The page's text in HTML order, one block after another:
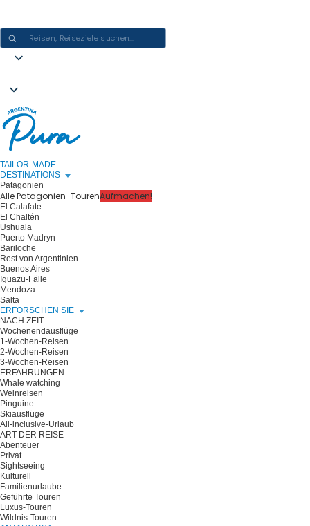
TAILOR-MADE
DESTINATIONS
Patagonien
Alle Patagonien-TourenAufmachen!
El Calafate
El Chaltén
Ushuaia
Puerto Madryn
Bariloche
Rest von Argentinien
Buenos Aires
Iguazu-Fälle
Mendoza
Salta
ERFORSCHEN SIE
NACH ZEIT
Wochenendausflüge
1-Wochen-Reisen
2-Wochen-Reisen
3-Wochen-Reisen
ERFAHRUNGEN
Whale watching
Weinreisen
Pinguine
Skiausflüge
All-inclusive-Urlaub
ART DER REISE
Abenteuer
Privat
Sightseeing
Kulturell
Familienurlaube
Geführte Touren
Luxus-Touren
Wildnis-Touren